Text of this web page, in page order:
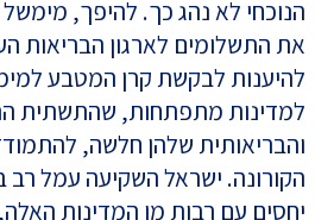
הנוכחי לא נהג כך. להיפך,
את התשלומים לארגון הבריאות
להיענות לבקשת קרן המטבע
למדינות מתפתחות, שהתשתית
והבריאותית שלהן חלשה,
הקורונה. ישראל השקיעה עמל רב
יחסים עם רבות מן המדינות